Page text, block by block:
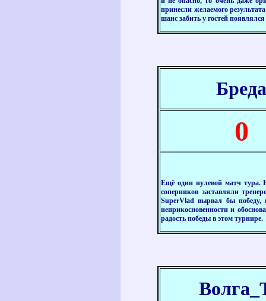
принесли желаемого
шанс забить у гостей
Бреда
0
Ещё один нулевой матч тура.
соперников заставляли
SuperVlad вырвал бы победу,
неприкосновенности и
радость победы в этом турнире.